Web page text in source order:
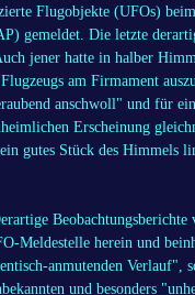
Flugobjekte (UFOs)
gemeldet. Die letzte
jener hatte in halber
am Firmament
anschwoll" und für
Erscheinung
gutes Stück des Himmels
Meldestelle herein und
anmutenden
und besonders